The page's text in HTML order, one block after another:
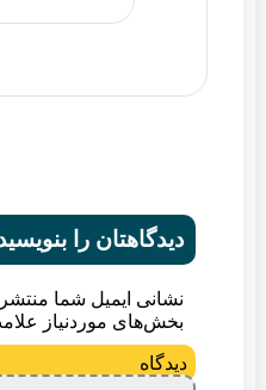
دیدگاهتان را
نشانی ایمیل شما
بخش‌های موردنیاز